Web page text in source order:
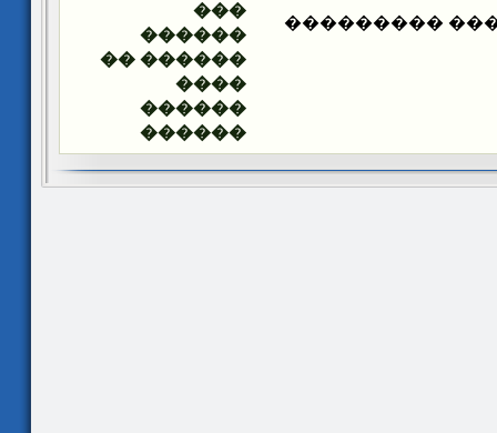
�������
���
������
������ ��
����
������
������